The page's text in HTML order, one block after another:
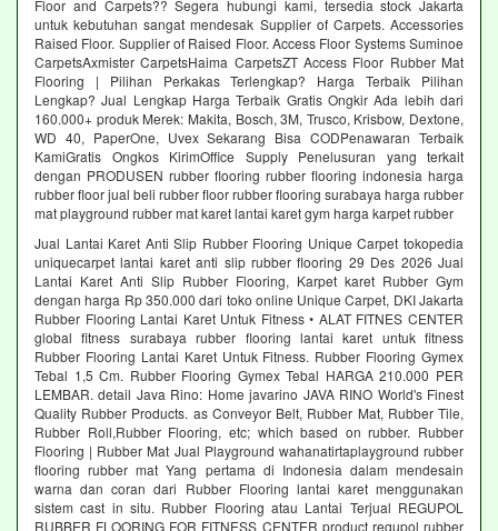
Floor and Carpets?? Segera hubungi kami, tersedia stock Jakarta
untuk kebutuhan sangat mendesak Supplier of Carpets. Accessories
Raised Floor. Supplier of Raised Floor. Access Floor Systems Suminoe
CarpetsAxmister CarpetsHaima CarpetsZT Access Floor Rubber Mat
Flooring | Pilihan Perkakas Terlengkap? Harga Terbaik Pilihan
Lengkap? Jual Lengkap Harga Terbaik Gratis Ongkir Ada lebih dari
160.000+ produk Merek: Makita, Bosch, 3M, Trusco, Krisbow, Dextone,
WD 40, PaperOne, Uvex Sekarang Bisa CODPenawaran Terbaik
KamiGratis Ongkos KirimOffice Supply Penelusuran yang terkait
dengan PRODUSEN rubber flooring rubber flooring indonesia harga
rubber floor jual beli rubber floor rubber flooring surabaya harga rubber
mat playground rubber mat karet lantai karet gym harga karpet rubber
Jual Lantai Karet Anti Slip Rubber Flooring Unique Carpet tokopedia
uniquecarpet lantai karet anti slip rubber flooring 29 Des 2026 Jual
Lantai Karet Anti Slip Rubber Flooring, Karpet karet Rubber Gym
dengan harga Rp 350.000 dari toko online Unique Carpet, DKI Jakarta
Rubber Flooring Lantai Karet Untuk Fitness • ALAT FITNES CENTER
global fitness surabaya rubber flooring lantai karet untuk fitness
Rubber Flooring Lantai Karet Untuk Fitness. Rubber Flooring Gymex
Tebal 1,5 Cm. Rubber Flooring Gymex Tebal HARGA 210.000 PER
LEMBAR. detail Java Rino: Home javarino JAVA RINO World's Finest
Quality Rubber Products. as Conveyor Belt, Rubber Mat, Rubber Tile,
Rubber Roll,Rubber Flooring, etc; which based on rubber. Rubber
Flooring | Rubber Mat Jual Playground wahanatirtaplayground rubber
flooring rubber mat Yang pertama di Indonesia dalam mendesain
warna dan coran dari Rubber Flooring lantai karet menggunakan
sistem cast in situ. Rubber Flooring atau Lantai Terjual REGUPOL
RUBBER FLOORING FOR FITNESS CENTER product regupol rubber